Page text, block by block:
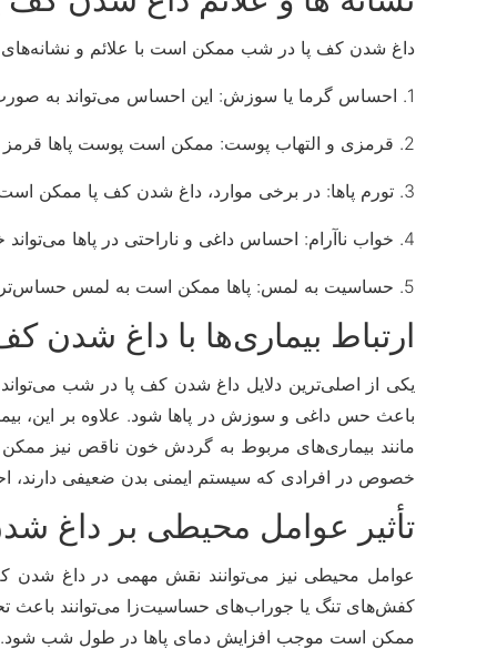
داغ شدن کف پا در شب ممکن است با علائم و نشانه‌های
1. احساس گرما یا سوزش: این احساس می‌تواند به صورت متناوب یا مداوم باشد و ممکن است در یک پا یا هر دو پا رخ دهد.
2. قرمزی و التهاب پوست: ممکن است پوست پاها قرمز شده و داغ به نظر برسد که نشان‌دهنده التهاب و افزایش جریان خون به این ناحیه است.
3. تورم پاها: در برخی موارد، داغ شدن کف پا ممکن است با تورم همراه باشد. این حالت معمولاً نشان‌دهنده التهاب یا آسیب به بافت‌های پا است.
4. خواب ناآرام: احساس داغی و ناراحتی در پاها می‌تواند خواب شبانه فرد را مختل کند و به بی‌خوابی منجر شود.
5. حساسیت به لمس: پاها ممکن است به لمس حساس‌تر باشند و حتی تماس سبک هم می‌تواند به ایجاد درد و ناراحتی منجر شود.
ارتباط بیماری‌ها با داغ شدن
یکی از اصلی‌ترین دلایل داغ شدن کف پا در شب می‌تواند
باعث حس داغی و سوزش در پاها شود. علاوه بر این،
مانند بیماری‌های مربوط به گردش خون ناقص نیز
خصوص در افرادی که سیستم ایمنی بدن ضعیفی
تأثیر عوامل محیطی بر داغ
عوامل محیطی نیز می‌توانند نقش مهمی در داغ
کفش‌های تنگ یا جوراب‌های حساسیت‌زا می‌توانند باعث
ممکن است موجب افزایش دمای پاها در طول شب شود.